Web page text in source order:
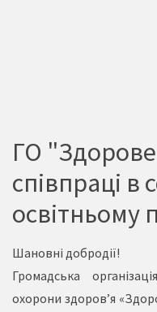
ГО
співпраці в
освітньому
Шановні добродії!
Громадська
охорони здоров’я